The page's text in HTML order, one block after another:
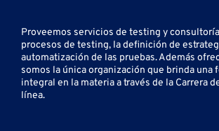
Proveemos servicios de testing y
procesos de testing, la definición de
automatización de las pruebas.Además
somos la única organización que brinda una
integral en la materia a través de la Carrera
línea.